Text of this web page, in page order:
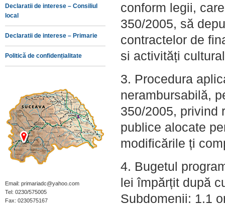
Declaratii de interese – Consiliul
local
Declaratii de interese – Primarie
Politică de confidențialitate
Email: primariadc@yahoo.com
Tel: 0230/575005
Fax: 0230575167
conform legii,
350/2005, să
contractelor de
si activități
3. Procedura
nerambursabilă,
350/2005, privind
publice alocate
modificările ți
4. Bugetul
lei împărțit după
Subdomenii: 1.1